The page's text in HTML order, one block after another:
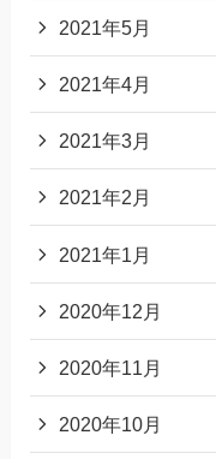
2021年5月
2021年4月
2021年3月
2021年2月
2021年1月
2020年12月
2020年11月
2020年10月